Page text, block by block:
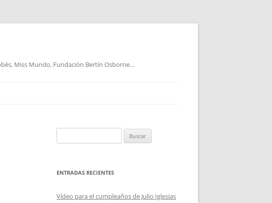
Miss Mundo, Fundación Bertín Osborne…
ENTRADAS RECIENTES
Vídeo para el cumpleaños de Julio Iglesias